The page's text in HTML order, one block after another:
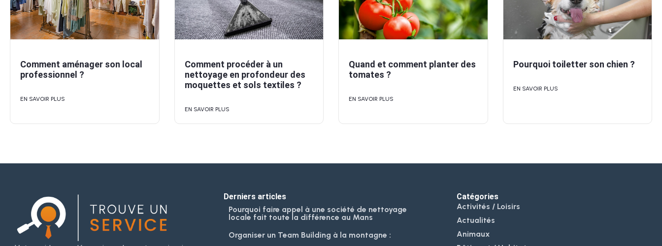
Comment aménager son local
professionnel ?
EN SAVOIR PLUS
Comment procéder à un
nettoyage en profondeur des
moquettes et sols textiles ?
EN SAVOIR PLUS
Quand et comment planter des
tomates ?
EN SAVOIR PLUS
Pourquoi toiletter son chien ?
EN SAVOIR PLUS
Derniers articles
Pourquoi faire appel à une société de nettoyage
locale fait toute la différence au Mans
Organiser un Team Building à la montagne :
Catégories
Activités / Loisirs
Actualités
Animaux